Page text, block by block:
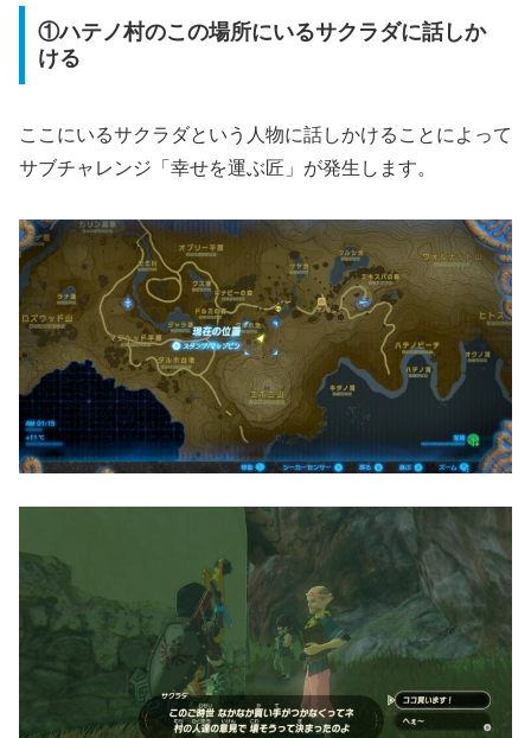
①ハテノ村のこの場所にいるサクラダに話しか
ける
ここにいるサクラダという人物に話しかけることによって
サブチャレンジ「幸せを運ぶ匠」が発生します。